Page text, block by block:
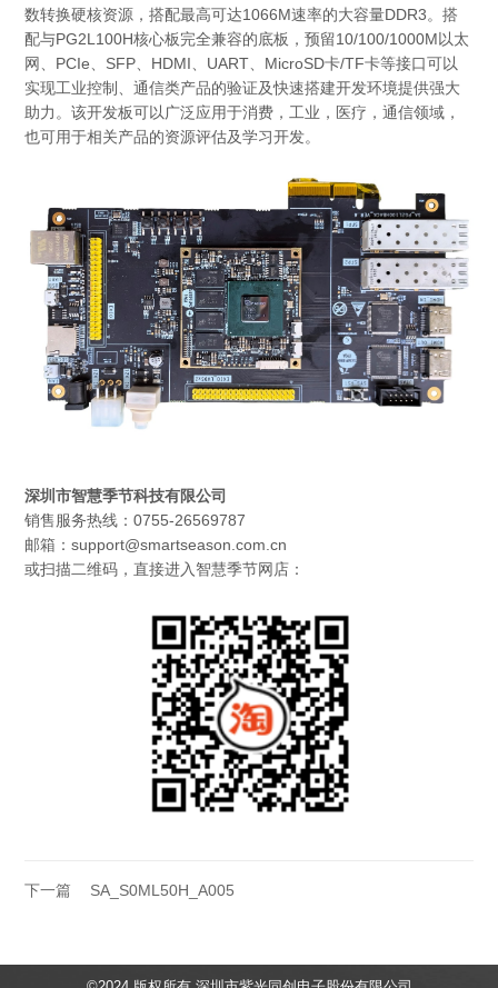
数转换硬核资源，搭配最高可达1066M速率的大容量DDR3。搭
配与PG2L100H核心板完全兼容的底板，预留10/100/1000M以太
网、PCIe、SFP、HDMI、UART、MicroSD卡/TF卡等接口可以
实现工业控制、通信类产品的验证及快速搭建开发环境提供强大
助力。该开发板可以广泛应用于消费，工业，医疗，通信领域，
也可用于相关产品的资源评估及学习开发。
深圳市智慧季节科技有限公司
销售服务热线：0755-26569787
邮箱：support@smartseason.com.cn
或扫描二维码，直接进入智慧季节网店：
下一篇 SA_S0ML50H_A005